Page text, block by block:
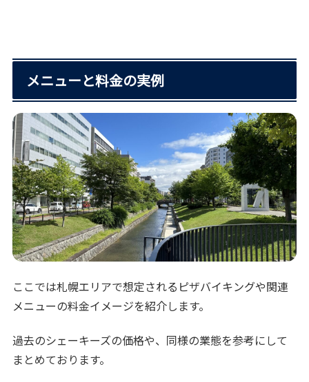
メニューと料金の実例
ここでは札幌エリアで想定されるピザバイキングや関連
メニューの料金イメージを紹介します。
過去のシェーキーズの価格や、同様の業態を参考にして
まとめております。